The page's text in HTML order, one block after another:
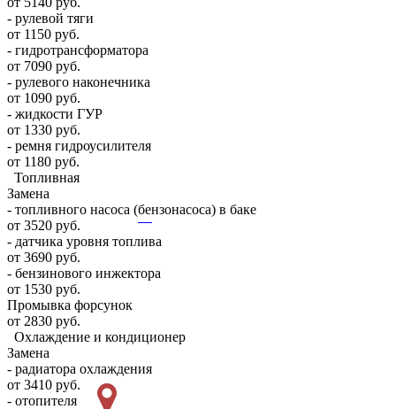
- рулевой тяги
от 1150 руб.
- гидротрансформатора
от 7090 руб.
- рулевого наконечника
от 1090 руб.
- жидкости ГУР
от 1330 руб.
- ремня гидроусилителя
от 1180 руб.
Топливная
Замена
- топливного насоса (бензонасоса) в баке
от 3520 руб.
- датчика уровня топлива
от 3690 руб.
- бензинового инжектора
от 1530 руб.
Промывка форсунок
от 2830 руб.
Охлаждение и кондиционер
Замена
- радиатора охлаждения
от 3410 руб.
- отопителя